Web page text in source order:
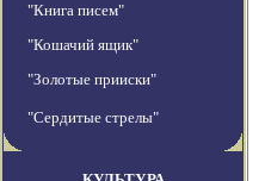
"Книга писем"
"Кошачий ящик"
"Золотые прииски"
"Сердитые стрелы"